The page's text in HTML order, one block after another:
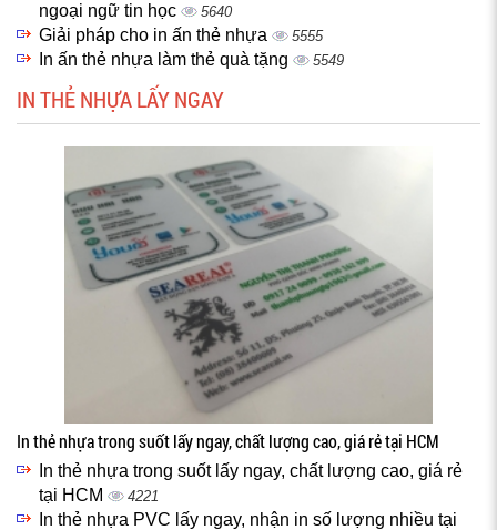
ngoại ngữ tin học
5640
Giải pháp cho in ấn thẻ nhựa 5555
In ấn thẻ nhựa làm thẻ quà tặng 5549
IN THẺ NHỰA LẤY NGAY
In thẻ nhựa trong suốt lấy ngay, chất lượng cao, giá rẻ tại HCM
In thẻ nhựa trong suốt lấy ngay, chất lượng cao, giá rẻ
tại HCM
4221
In thẻ nhựa PVC lấy ngay, nhận in số lượng nhiều tại